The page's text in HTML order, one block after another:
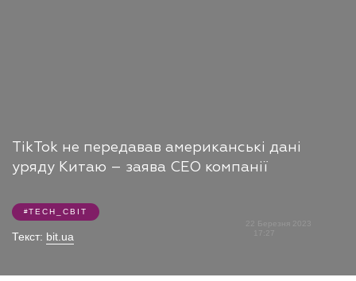
TikTok не передавав американські дані
уряду Китаю – заява CEO компанії
TECH_СВІТ
Текст: bit.ua
22 Березня 2023
17:27